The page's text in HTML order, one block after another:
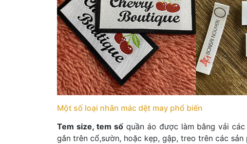
Một số loại nhãn mác dệt may phổ biến
Tem size, tem sốquần áo được làm bằng vải
gắn trên cổ,sườn, hoặc kẹp, gập, treo trên các sản